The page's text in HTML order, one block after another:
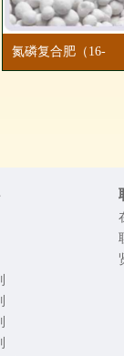
氮磷复合肥（16-